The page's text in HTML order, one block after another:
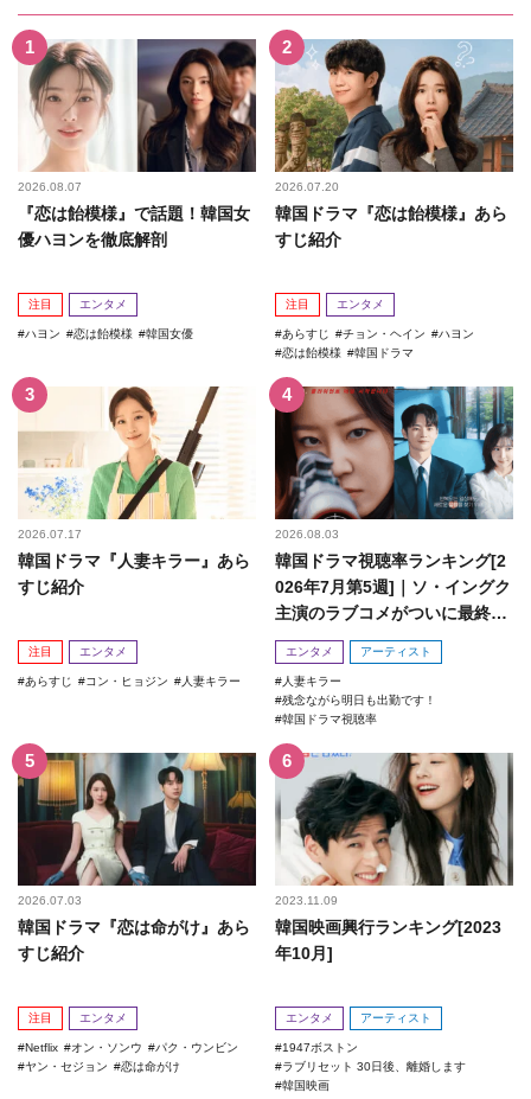
2026.08.07
『恋は飴模様』で話題！韓国女
優ハヨンを徹底解剖
注目 エンタメ
ハヨン 恋は飴模様 韓国女優
2026.07.20
韓国ドラマ『恋は飴模様』あら
すじ紹介
注目 エンタメ
あらすじ チョン・ヘイン
ハヨン
恋は飴模様
韓国ドラマ
2026.07.17
韓国ドラマ『人妻キラー』あら
すじ紹介
注目 エンタメ
あらすじ コン・ヒョジン 人妻キラー
2026.08.03
韓国ドラマ視聴率ランキング[2
026年7月第5週]｜ソ・イングク
主演のラブコメがついに最終
回！
エンタメ アーティスト
人妻キラー
残念ながら明日も出勤です！
韓国ドラマ視聴率
2026.07.03
韓国ドラマ『恋は命がけ』あら
すじ紹介
注目 エンタメ
Netflix オン・ソンウ
パク・ウンビン
ヤン・セジョン
恋は命がけ
2023.11.09
韓国映画興行ランキング[2023
年10月]
エンタメ アーティスト
1947ボストン
ラブリセット 30日後、離婚します
韓国映画